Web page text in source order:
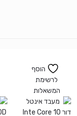
הוסף
לרשימת
המשאלות